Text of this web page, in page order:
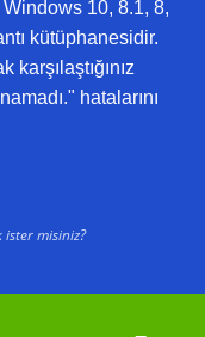
10, 8.1, 8,
kütüphanesidir.
hatalarını
misiniz?